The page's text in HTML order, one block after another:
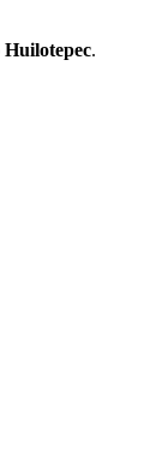
Huilotepec.